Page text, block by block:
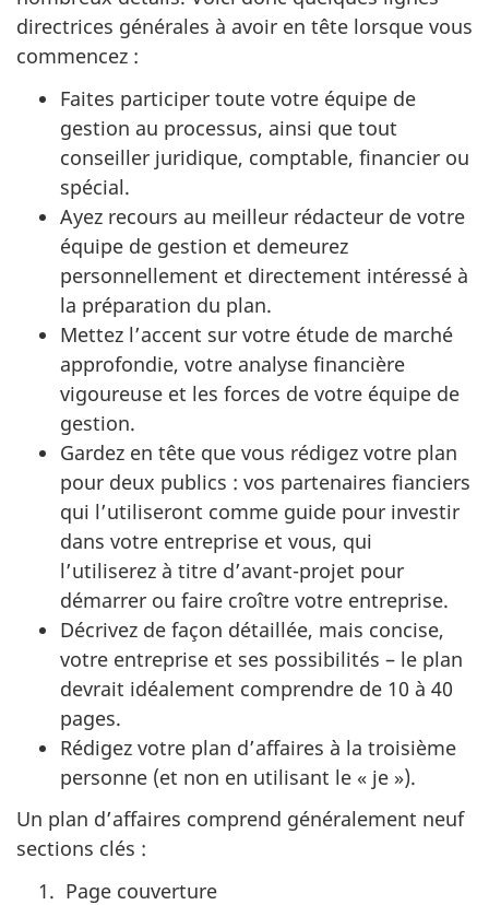
directrices générales à avoir en tête lorsque vous
commencez :
Faites participer toute votre équipe de
gestion au processus, ainsi que tout
conseiller juridique, comptable, financier ou
spécial.
Ayez recours au meilleur rédacteur de votre
équipe de gestion et demeurez
personnellement et directement intéressé à
la préparation du plan.
Mettez l’accent sur votre étude de marché
approfondie, votre analyse financière
vigoureuse et les forces de votre équipe de
gestion.
Gardez en tête que vous rédigez votre plan
pour deux publics : vos partenaires fianciers
qui l’utiliseront comme guide pour investir
dans votre entreprise et vous, qui
l’utiliserez à titre d’avant-projet pour
démarrer ou faire croître votre entreprise.
Décrivez de façon détaillée, mais concise,
votre entreprise et ses possibilités – le plan
devrait idéalement comprendre de 10 à 40
pages.
Rédigez votre plan d’affaires à la troisième
personne (et non en utilisant le « je »).
Un plan d’affaires comprend généralement neuf
sections clés :
Page couverture